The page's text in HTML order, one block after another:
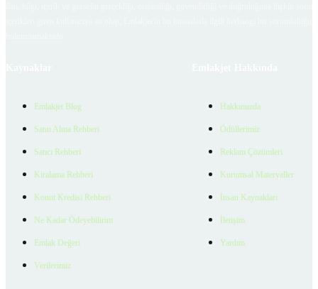
Emlakjet Blog
Satın Alma Rehberi
Satıcı Rehberi
Kiralama Rehberi
Konut Kredisi Rehberi
Ne Kadar Ödeyebilirim
Emlak Değeri
Verilerimiz
Hakkımızda
Ödüllerimiz
Reklam Çözümleri
Kurumsal Materyaller
İnsan Kaynakları
İletişim
Yardım